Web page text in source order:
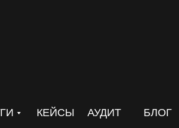
АУДИТ
КЕЙСЫ БЛОГ